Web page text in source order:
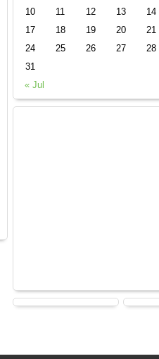
« Jul
10
11 12 13 14
17
18 19 20 21
24
25 26 27 28
31